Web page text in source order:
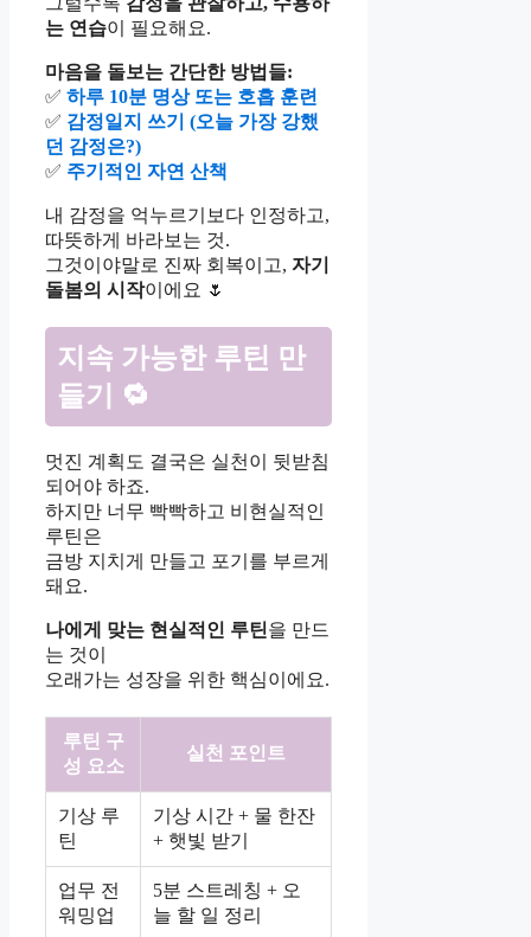
는 연습이 필요해요.
마음을 돌보는 간단한 방법들:
✅ 하루 10분 명상 또는 호흡 훈련
✅ 감정일지 쓰기 (오늘 가장 강했
던 감정은?)
✅ 주기적인 자연 산책
내 감정을 억누르기보다 인정하고,
따뜻하게 바라보는 것.
그것이야말로 진짜 회복이고, 자기
돌봄의 시작이에요 🌷
지속 가능한 루틴 만
들기
🔁
멋진 계획도 결국은 실천이 뒷받침
되어야 하죠.
하지만 너무 빡빡하고 비현실적인
루틴은
금방 지치게 만들고 포기를 부르게
돼요.
나에게 맞는 현실적인 루틴을 만드
는 것이
오래가는 성장을 위한 핵심이에요.
루틴 구
성 요소
실천 포인트
기상 루
틴
기상 시간 + 물 한잔
+ 햇빛 받기
업무 전
워밍업
5분 스트레칭 + 오
늘 할 일 정리